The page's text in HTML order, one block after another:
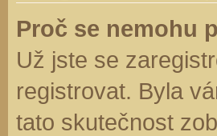
Proč se nemohu
Už jste se
registrovat. Byla
tato skutečnost